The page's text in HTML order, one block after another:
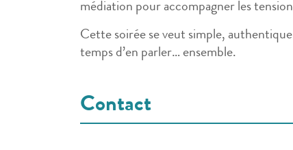
médiation pour accompagner les
Cette soirée se veut simple,
temps d’en parler… ensemble.
Contact